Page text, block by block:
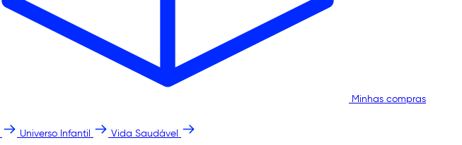
Minhas compras
Universo Infantil Vida Saudável